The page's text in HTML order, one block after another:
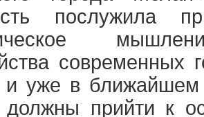
послужила
современных
и уже в
должны прийти к